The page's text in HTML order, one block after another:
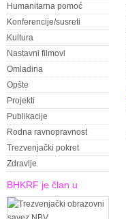
Humanitarna pomoć
Konferencije/susreti
Kultura
Nastavni filmovi
Omladina
Opšte
Projekti
Publikacije
Rodna ravnopravnost
Trezvenjački pokret
Zdravlje
BHKRF je član u